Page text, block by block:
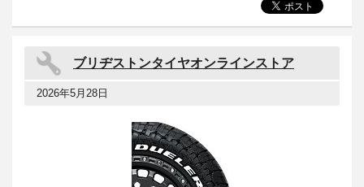
ブリヂストンタイヤオンラインストア
2026年5月28日